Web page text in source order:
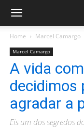
Home Marcel Camargo
Marcel Camargo
A vida
decidimos
agradar a
Eis um dos segredos